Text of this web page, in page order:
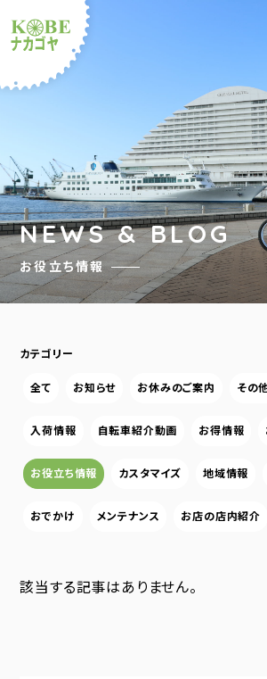
ルショップナカゴヤ
NEWS & BLOG
お役立ち情報
カテゴリー
全て お知らせ お休みのご案内 その
入荷情報 自転車紹介動画 お得情報
お役立ち情報 カスタマイズ 地域情報
おでかけ メンテナンス お店の店内紹介
該当する記事はありません。